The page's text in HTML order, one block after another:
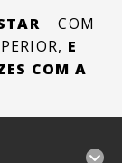
COM
E
COM A